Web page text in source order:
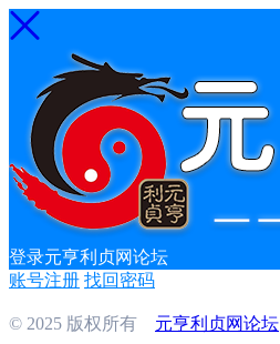
登录元亨利贞网论坛
账号注册 找回密码
© 2025 版权所有 元亨利贞网论坛